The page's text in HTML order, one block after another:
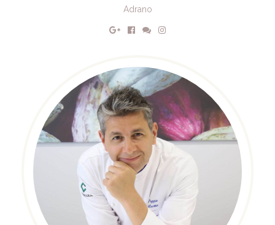
Adrano